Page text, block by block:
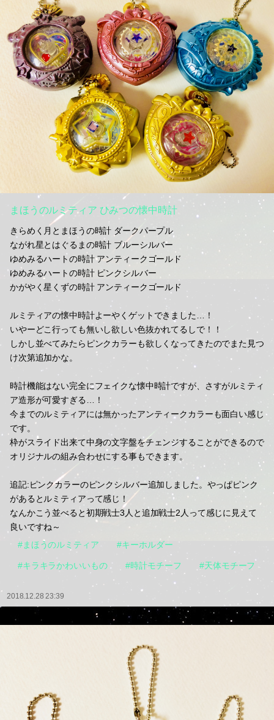
まほうのルミティア ひみつの懐中時計
きらめく月とまほうの時計 ダークパープル
ながれ星とはぐるまの時計 ブルーシルバー
ゆめみるハートの時計 アンティークゴールド
ゆめみるハートの時計 ピンクシルバー
かがやく星くずの時計 アンティークゴールド
ルミティアの懐中時計よーやくゲットできました…！
いやーどこ行っても無いし欲しい色抜かれてるしで！！
しかし並べてみたらピンクカラーも欲しくなってきたのでまた見つ
け次第追加かな。
時計機能はない完全にフェイクな懐中時計ですが、さすがルミティ
ア造形が可愛すぎる…！
今までのルミティアには無かったアンティークカラーも面白い感じ
です。
枠がスライド出来て中身の文字盤をチェンジすることができるので
オリジナルの組み合わせにする事もできます。
追記:ピンクカラーのピンクシルバー追加しました。やっぱピンク
があるとルミティアって感じ！
なんかこう並べると初期戦士3人と追加戦士2人って感じに見えて
良いですね～
#まほうのルミティア
#キーホルダー
#キラキラかわいいもの #時計モチーフ #天体モチーフ
2018.12.28 23:39